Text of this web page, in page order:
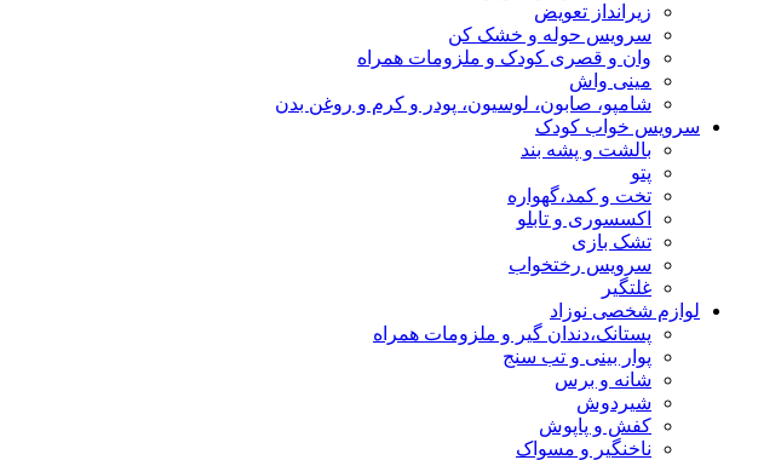
زیرانداز تعویض
سرویس حوله و خشک کن
وان و قصری کودک و ملزومات همراه
مینی واش
شامپو، صابون، لوسیون، پودر و کرم و روغن بدن
سرویس خواب کودک
بالشت و پشه بند
پتو
تخت و کمد،گهواره
اکسسوری و تابلو
تشک بازی
سرویس رختخواب
غلتگیر
لوازم شخصی نوزاد
پستانک،دندان گیر و ملزومات همراه
پوار بینی و تب سنج
شانه و برس
شیردوش
کفش و پاپوش
ناخنگیر و مسواک